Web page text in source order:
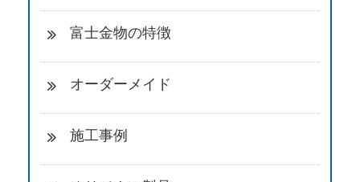
富士金物の特徴
オーダーメイド
施工事例